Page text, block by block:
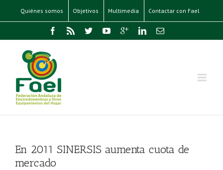
Quiénes somos Objetivos Multimedia Contactar con Fael
En 2011 SINERSIS aumenta cuota de
mercado